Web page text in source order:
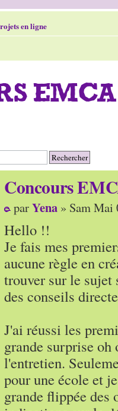
en ligne
Concours
parYena » Sam Mai
Hello !!
Je fais mes
aucune règle en
trouver sur le sujet
des conseils
J'ai réussi les
grande surprise
l'entretien.
pour une école et
grande flippée des